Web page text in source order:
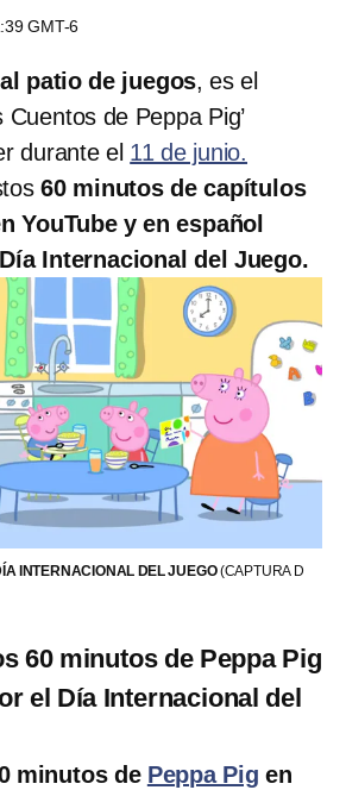
GMT-6
patio de juegos, es el
Cuentos de Peppa Pig’
durante el 11 de junio.
60 minutos de capítulos
YouTube y en español
Internacional del Juego.
INTERNACIONAL DEL JUEGO(CAPTURA D
60 minutos de Peppa Pig
el Día Internacional del
minutos de Peppa Pig en